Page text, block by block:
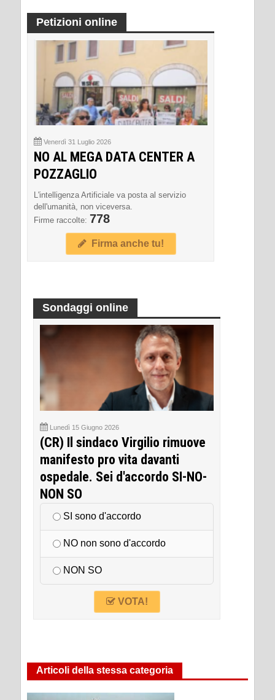
Petizioni online
Venerdì 31 Luglio 2026
NO AL MEGA DATA CENTER A
POZZAGLIO
L'intelligenza Artificiale va posta al servizio
dell'umanità, non viceversa.
Firme raccolte: 778
Firma anche tu!
Sondaggi online
Lunedì 15 Giugno 2026
(CR) Il sindaco Virgilio rimuove
manifesto pro vita davanti
ospedale. Sei d'accordo SI-NO-
NON SO
SI sono d'accordo
NO non sono d'accordo
NON SO
VOTA!
Articoli della stessa categoria